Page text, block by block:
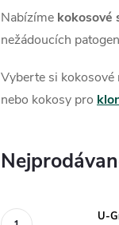
Nabízíme kokosové
nežádoucích
Vyberte si kokosové
nebo kokosy pro
U-